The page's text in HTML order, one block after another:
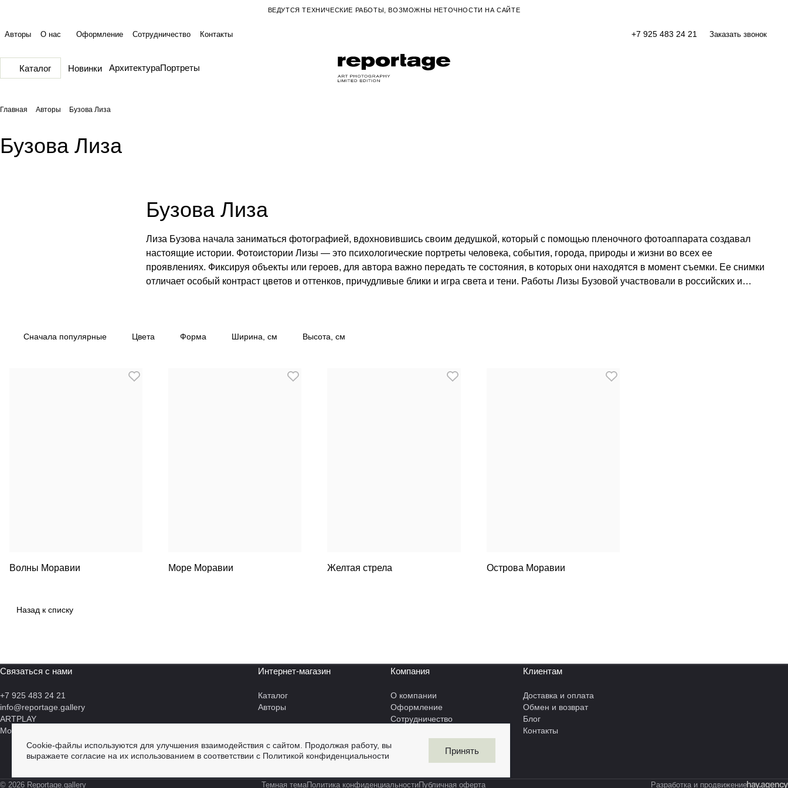
ВЕДУТСЯ ТЕХНИЧЕСКИЕ РАБОТЫ, ВОЗМОЖНЫ НЕТОЧНОСТИ НА САЙТЕ
Авторы О нас Оформление Сотрудничество Контакты +7 925 483 24 21 Заказать звонок
Каталог Новинки АрхитектураПортреты
Главная Авторы Бузова Лиза
Бузова Лиза
Бузова Лиза
Лиза Бузова начала заниматься фотографией, вдохновившись своим дедушкой, который с помощью пленочного фотоаппарата создавал
настоящие истории. Фотоистории Лизы — это психологические портреты человека, события, города, природы и жизни во всех ее
проявлениях. Фиксируя объекты или героев, для автора важно передать те состояния, в которых они находятся в момент съемки. Ее снимки
отличает особый контраст цветов и оттенков, причудливые блики и игра света и тени. Работы Лизы Бузовой участвовали в российских и
года» по версии NIKON Россия.
Сначала популярные Цвета Форма Ширина, см Высота, см
Волны Моравии Море Моравии Желтая стрела Острова Моравии
Назад к списку
Связаться с нами
+7 925 483 24 21
info@reportage.gallery
ARTPLAY
Москва, Нижняя Сыромятническая 10, 2/3
Интернет-магазин
Каталог
Авторы
Компания
О компании
Оформление
Сотрудничество
Клиентам
Доставка и оплата
Обмен и возврат
Блог
Контакты
© 2026 Reportage.gallery Темная темаПолитика конфиденциальностиПубличная оферта Разработка и продвижение
Cookie-файлы используются для улучшения взаимодействия с сайтом. Продолжая работу, вы
выражаете согласие на их использованием в соответствии с Политикой конфиденциальности
Принять